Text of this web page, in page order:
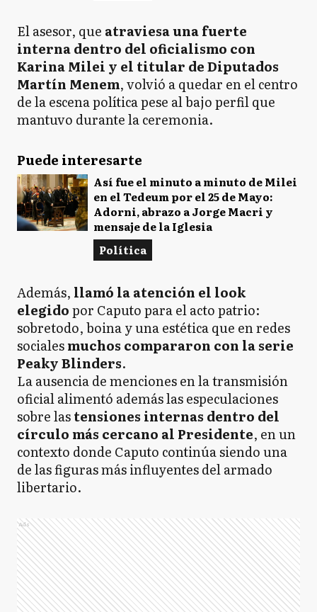
El asesor, que atraviesa una fuerte
interna dentro del oficialismo con
Karina Milei y el titular de Diputados
Martín Menem, volvió a quedar en el centro
de la escena política pese al bajo perfil que
mantuvo durante la ceremonia.
Puede interesarte
Así fue el minuto a minuto de Milei
en el Tedeum por el 25 de Mayo:
Adorni, abrazo a Jorge Macri y
mensaje de la Iglesia
Política
Además, llamó la atención el look
elegidopor Caputo para el acto patrio:
sobretodo, boina y una estética que en redes
socialesmuchos compararon con la serie
Peaky Blinders.
La ausencia de menciones en la transmisión
oficial alimentó además las especulaciones
sobre lastensiones internas dentro del
círculo más cercano al Presidente, en un
contexto donde Caputo continúa siendo una
de las figuras más influyentes del armado
libertario.
Ads